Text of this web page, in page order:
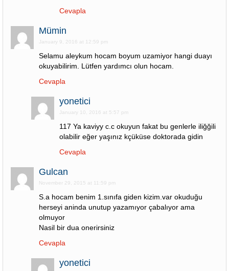
Cevapla
Mümin
January 9, 2016 at 12:59 pm
Selamu aleykum hocam boyum uzamiyor hangi duayı
okuyabilirim. Lütfen yardımcı olun hocam.
Cevapla
yonetici
January 10, 2016 at 5:57 pm
117 Ya kaviyy c.c okuyun fakat bu genlerle iliğğili
olabilir eğer yaşınız kçüküse doktorada gidin
Cevapla
Gulcan
November 29, 2015 at 11:59 pm
S.a hocam benim 1.sınıfa giden kizim.var okuduğu
herseyi aninda unutup yazamıyor çabalıyor ama
olmuyor
Nasil bir dua onerirsiniz
Cevapla
yonetici